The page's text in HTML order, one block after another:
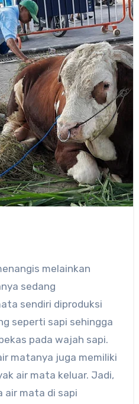
melainkan
sedang
sendiri diproduksi
seperti sapi sehingga
pada wajah sapi.
matanya juga memiliki
air mata keluar. Jadi,
air mata di sapi